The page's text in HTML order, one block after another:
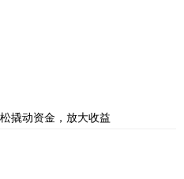
撬动资金，放大收益